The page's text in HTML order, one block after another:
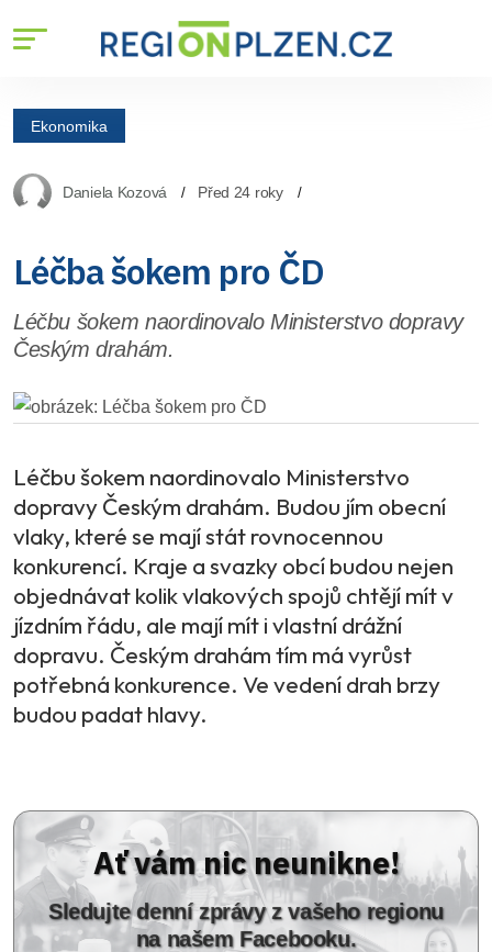
Ekonomika
Daniela Kozová Před 24 roky
Léčba šokem pro ČD
Léčbu šokem naordinovalo Ministerstvo dopravy
Českým drahám.
Léčbu šokem naordinovalo Ministerstvo
dopravy Českým drahám. Budou jím obecní
vlaky, které se mají stát rovnocennou
konkurencí. Kraje a svazky obcí budou nejen
objednávat kolik vlakových spojů chtějí mít v
jízdním řádu, ale mají mít i vlastní drážní
dopravu. Českým drahám tím má vyrůst
potřebná konkurence. Ve vedení drah brzy
budou padat hlavy.
Ať vám nic neunikne!
Sledujte denní zprávy z vašeho regionu
na našem Facebooku.